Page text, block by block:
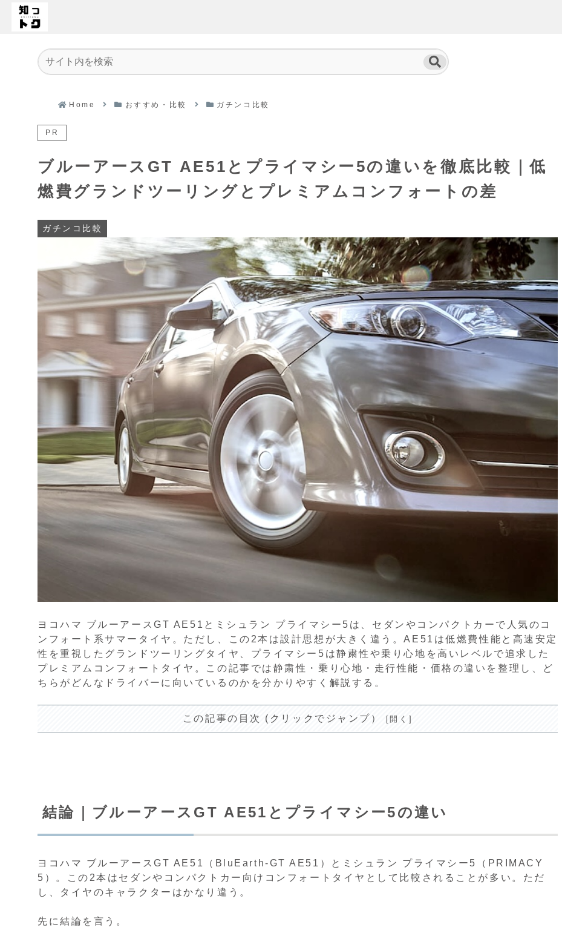
Home おすすめ・比較 ガチンコ比較
PR
ブルーアースGT AE51とプライマシー5の違いを徹底比較｜低
燃費グランドツーリングとプレミアムコンフォートの差
ガチンコ比較
ヨコハマ ブルーアースGT AE51とミシュラン プライマシー5は、セダンやコンパクトカーで人気のコ
ンフォート系サマータイヤ。ただし、この2本は設計思想が大きく違う。AE51は低燃費性能と高速安定
性を重視したグランドツーリングタイヤ、プライマシー5は静粛性や乗り心地を高いレベルで追求した
プレミアムコンフォートタイヤ。この記事では静粛性・乗り心地・走行性能・価格の違いを整理し、ど
ちらがどんなドライバーに向いているのかを分かりやすく解説する。
この記事の目次 (クリックでジャンプ）
結論｜ブルーアースGT AE51とプライマシー5の違い
ヨコハマ ブルーアースGT AE51（BluEarth-GT AE51）とミシュラン プライマシー5（PRIMACY
5）。この2本はセダンやコンパクトカー向けコンフォートタイヤとして比較されることが多い。ただ
し、タイヤのキャラクターはかなり違う。
先に結論を言う。